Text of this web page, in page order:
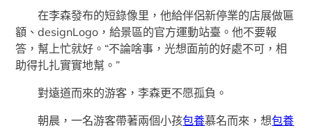
在李森發布的短錄像里，他給伴侶新停業的店展做匾
額、designLogo，給景區的官方運動站臺。他不要報
答，幫上忙就好。“不論啥事，光想面前的好處不可，相
助得扎扎實實地幫。”
對遠道而來的游客，李森更不愿孤負。
朝晨，一名游客帶著兩個小孩包養慕名而來，想包養